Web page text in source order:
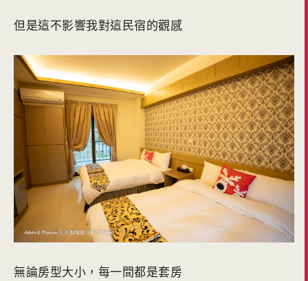
但是這不影響我對這民宿的觀感
無論房型大小，每一間都是套房